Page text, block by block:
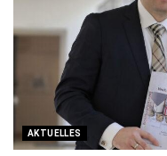
AKTUELLES